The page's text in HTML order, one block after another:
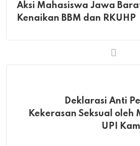
Aksi Mahasiswa Jawa
Kenaikan BBM dan RKUHP
Deklarasi Anti
Kekerasan Seksual oleh
UPI